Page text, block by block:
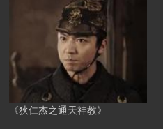
《狄仁杰之通天神教》